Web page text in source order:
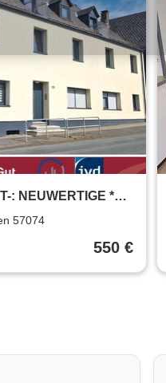
: NEUWERTIGE *2
Lage
57074
550 €